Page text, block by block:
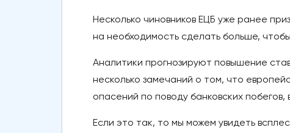
Несколько чиновников ЕЦБ уже ранее
на необходимость сделать больше,
Аналитики прогнозируют повышение
несколько замечаний о том, что
опасений по поводу банковских побегов,
Если это так, то мы можем увидеть